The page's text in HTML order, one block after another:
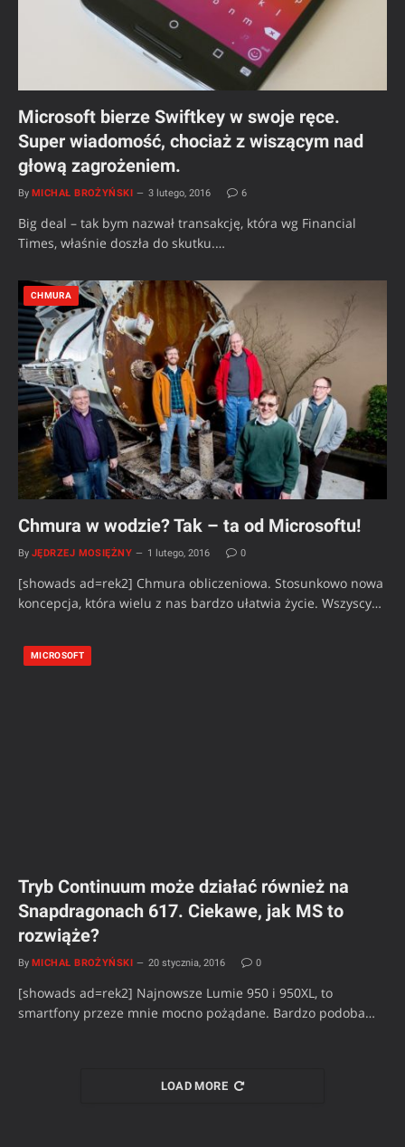
Microsoft bierze Swiftkey w swoje ręce.
Super wiadomość, chociaż z wiszącym nad
głową zagrożeniem.
By MICHAŁ BROŻYŃSKI 3 lutego, 2016 6
Big deal – tak bym nazwał transakcję, która wg Financial
Times, właśnie doszła do skutku.…
CHMURA
Chmura w wodzie? Tak – ta od Microsoftu!
By JĘDRZEJ MOSIĘŻNY 1 lutego, 2016 0
[showads ad=rek2] Chmura obliczeniowa. Stosunkowo nowa
koncepcja, która wielu z nas bardzo ułatwia życie. Wszyscy…
MICROSOFT
Tryb Continuum może działać również na
Snapdragonach 617. Ciekawe, jak MS to
rozwiąże?
By MICHAŁ BROŻYŃSKI 20 stycznia, 2016 0
[showads ad=rek2] Najnowsze Lumie 950 i 950XL, to
smartfony przeze mnie mocno pożądane. Bardzo podoba…
LOAD MORE